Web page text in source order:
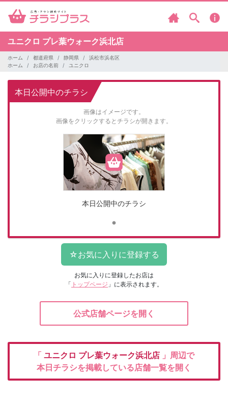
ユニクロ プレ葉ウォーク浜北店
ホーム 都道府県 静岡県
浜松市浜名区
ホーム
お店の名前 ユニクロ
本日公開中のチラシ
画像はイメージです。
画像をクリックするとチラシが開きます。
本日公開中のチラシ
お気に入りに登録したお店は
「 トップページ 」に表示されます。
公式店舗ページを開く
「 ユニクロ プレ葉ウォーク浜北店 」周辺で
本日チラシを掲載している店舗一覧を開く